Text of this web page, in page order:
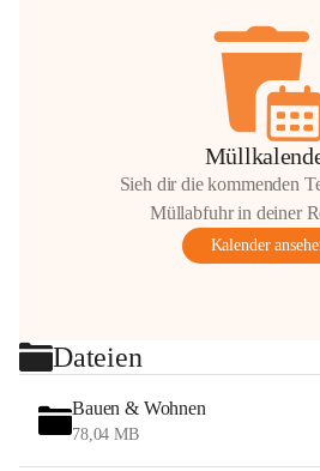
Sieh dir die kommenden
Müllabfuhr in deiner
Kalender
Dateien
Bauen & Wohnen
78,04 MB